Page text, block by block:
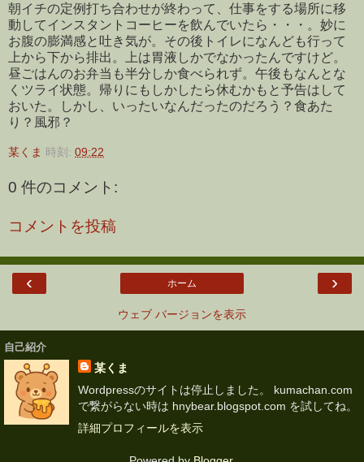
朝イチの定例打ち合わせが終わって、仕事をする場所に移
動してインスタントコーヒーを飲んでいたら・・・。妙に
お腹の膨満感と吐き気が。その後トイレになんども行って
上から下から排出。上は胃液しかでなかったんですけど。
昼ごはんのお弁当も半分しか食べられず。午後もなんとな
くツライ状態。帰りにもしかしたら休むかもと予告はして
おいた。しかし、いったいなんだったのだろう？食あた
り？風邪？
某くま 時刻: 09:22
0 件のコメント:
コメントを投稿
‹ ›
ホーム
ウェブ バージョンを表示
自己紹介
某くま
Wordpressのサイトは停止しました。 kumachan.com
で繋がらない時は hnybear.blogspot.com を試してね。
詳細プロフィールを表示